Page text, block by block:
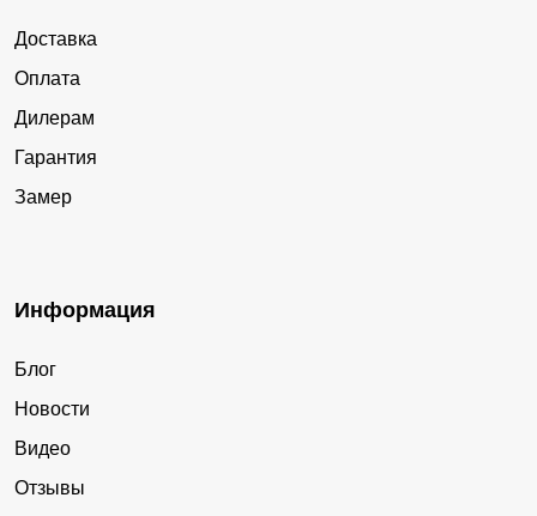
Доставка
Оплата
Дилерам
Гарантия
Замер
Информация
Блог
Новости
Видео
Отзывы